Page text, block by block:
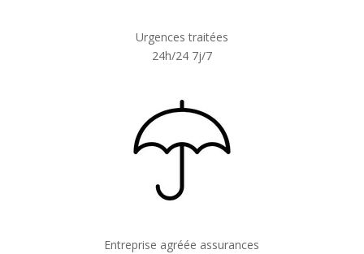
Urgences traitées
24h/24 7j/7
Entreprise agréée assurances